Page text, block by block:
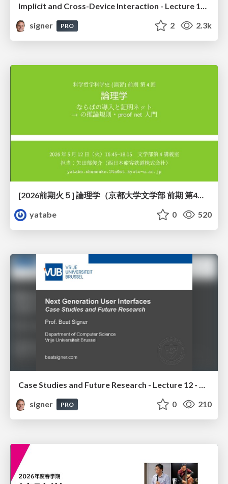
Implicit and Cross-Device Interaction - Lecture 10 - Next Generation User Interfaces (4018166FNR)
signer
PRO 2 2.3k
[2026前期火５] 論理学（京都大学文学部 前期 第4回）「 ならば（→）の導入と証明ネット」
yatabe
0 520
signer
PRO 0 210